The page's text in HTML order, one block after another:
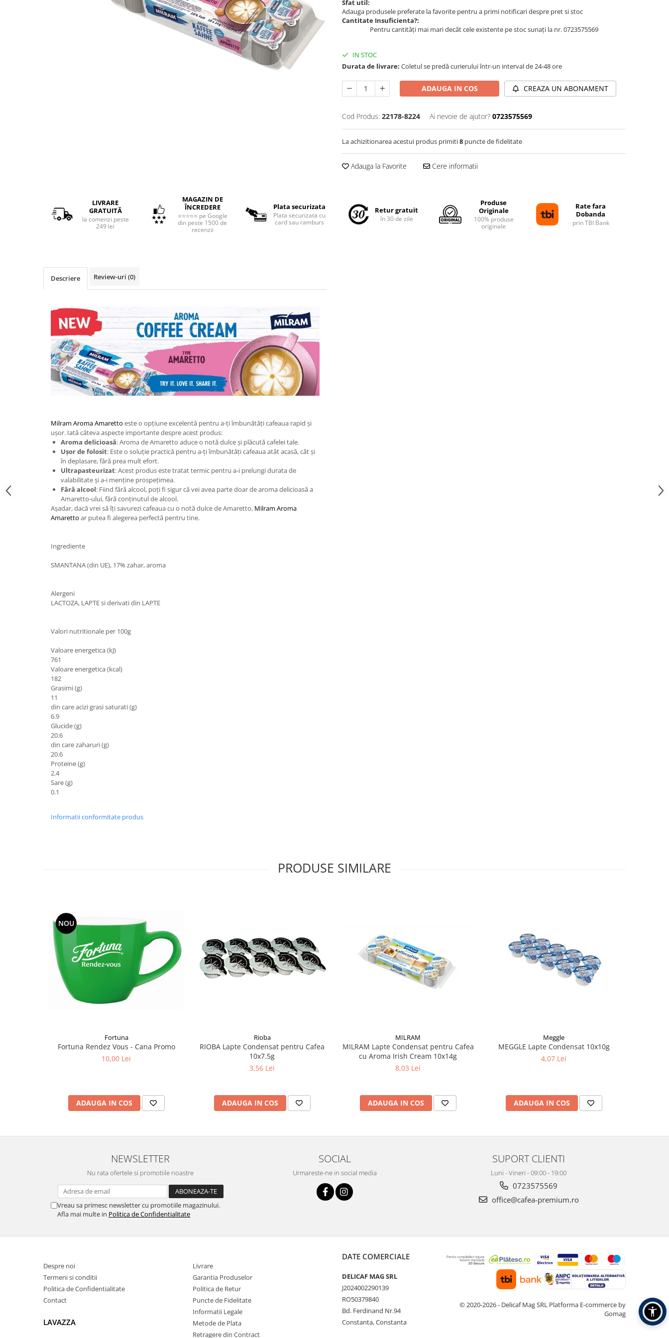
Sfat util:
Adauga produsele preferate la favorite pentru a primi notificari despre pret si stoc
Cantitate Insuficienta?:
Pentru cantități mai mari decât cele existente pe stoc sunați la nr. 0723575569
IN STOC
Durata de livrare: Coletul se predă curierului într-un interval de 24-48 ore
ADAUGA IN COS CREAZA UN ABONAMENT
Cod Produs: 22178-8224 Ai nevoie de ajutor? 0723575569
La achizitionarea acestui produs primiti8 puncte de fidelitate
Adauga la Favorite Cere informatii
LIVRARE
GRATUITĂ
la comenzi peste
249 lei
MAGAZIN DE
ÎNCREDERE
⭐⭐⭐⭐⭐ pe Google
din peste 1500 de
recenzii
Plata securizata
Plata securizata cu
card sau ramburs
Retur gratuit
în 30 de zile
Produse
Originale
100% produse
originale
Rate fara
Dobanda
prin TBI Bank
Descriere Review-uri (0)
Milram Aroma Amaretto este o opțiune excelentă pentru a-ți îmbunătăți cafeaua rapid și
ușor. Iată câteva aspecte importante despre acest produs:
Aroma delicioasă: Aroma de Amaretto aduce o notă dulce și plăcută cafelei tale.
Ușor de folosit: Este o soluție practică pentru a-ți îmbunătăți cafeaua atât acasă, cât și
în deplasare, fără prea mult efort.
Ultrapasteurizat: Acest produs este tratat termic pentru a-i prelungi durata de
valabilitate și a-i menține prospețimea.
Fără alcool: Fiind fără alcool, poți fi sigur că vei avea parte doar de aroma delicioasă a
Amaretto-ului, fără conținutul de alcool.
Așadar, dacă vrei să îți savurezi cafeaua cu o notă dulce de Amaretto, Milram Aroma
Amaretto ar putea fi alegerea perfectă pentru tine.
Ingrediente
SMANTANA (din UE), 17% zahar, aroma
Alergeni
LACTOZA, LAPTE si derivati din LAPTE
Valori nutritionale per 100g
Valoare energetica (kJ)
761
Valoare energetica (kcal)
182
Grasimi (g)
11
din care acizi grasi saturati (g)
6.9
Glucide (g)
20.6
din care zaharuri (g)
20.6
Proteine (g)
2.4
Sare (g)
0.1
Informatii conformitate produs
PRODUSE SIMILARE
NOU
Fortuna
Fortuna Rendez Vous - Cana Promo
10,00 Lei
ADAUGA IN COS
Rioba
RIOBA Lapte Condensat pentru Cafea
10x7.5g
3,56 Lei
ADAUGA IN COS
MILRAM
MILRAM Lapte Condensat pentru Cafea
cu Aroma Irish Cream 10x14g
8,03 Lei
ADAUGA IN COS
Meggle
MEGGLE Lapte Condensat 10x10g
4,07 Lei
ADAUGA IN COS
NEWSLETTER
Nu rata ofertele si promotiile noastre
Vreau sa primesc newsletter cu promotiile magazinului.
Afla mai multe in Politica de Confidentialitate
SOCIAL
Urmareste-ne in social media
SUPORT CLIENTI
Luni - Vineri - 09:00 - 19:00
0723575569
office@cafea-premium.ro
Despre noi
Termeni si conditii
Politica de Confidentialitate
Contact
LAVAZZA
Livrare
Garantia Produselor
Politica de Retur
Puncte de Fidelitate
Informatii Legale
Metode de Plata
Retragere din Contract
DATE COMERCIALE
DELICAF MAG SRL
J2024002290139
RO50379840
Bd. Ferdinand Nr.94
Constanta, Constanta
© 2020-2026 - Delicaf Mag SRL Platforma E-commerce by
Gomag